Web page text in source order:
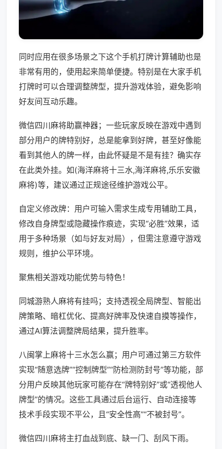
同时应用在很多场景之下这个手机打牌计算辅助也是
非常有用的，使用起来简单便捷。特别是在大家手机
打牌时可以合理调整牌型，提升游戏体验，避免影响
好友间互动乐趣。
微信四川麻将助赢神器；一些玩家反映在游戏中遇到
部分用户的牌特别好，总是能拿到好牌，甚至好像能
看到其他人的牌一样，由此怀疑是不是有挂？确实存
在此类外挂。如(海洋麻将十三水,海洋麻将,乐乐安徽
麻将)等，建议通过正规途径维护游戏公平。
自定义修改牌：用户可输入需求生成专用辅助工具，
修改自身牌型或隐藏操作痕迹，实现“必胜”效果，适
用于多种场景（如与好友对局），但需注意遵守游戏
规则，维护公平环境。
聚焦相关游戏功能优势与特色！
同城游熟人麻将有挂吗；支持透视全局牌型、智能出
牌策略、暗杠优化、提高好牌率及快速自摸等操作，
通过AI算法调整牌局结果，提升胜率。
八闽掌上麻将十三水怎么赢；用户可通过第三方软件
实现“随意选牌”“控制牌型”“防检测防封号”等功能，部
分用户反映其他玩家可能存在“牌特别好”或“透视他人
牌型”的情况。这些工具通过后台运行、自动连接等
技术手段实现不平公，且“安全性高”“不被封号”。
微信四川麻将主打血战到底、缺一门、刮风下雨。